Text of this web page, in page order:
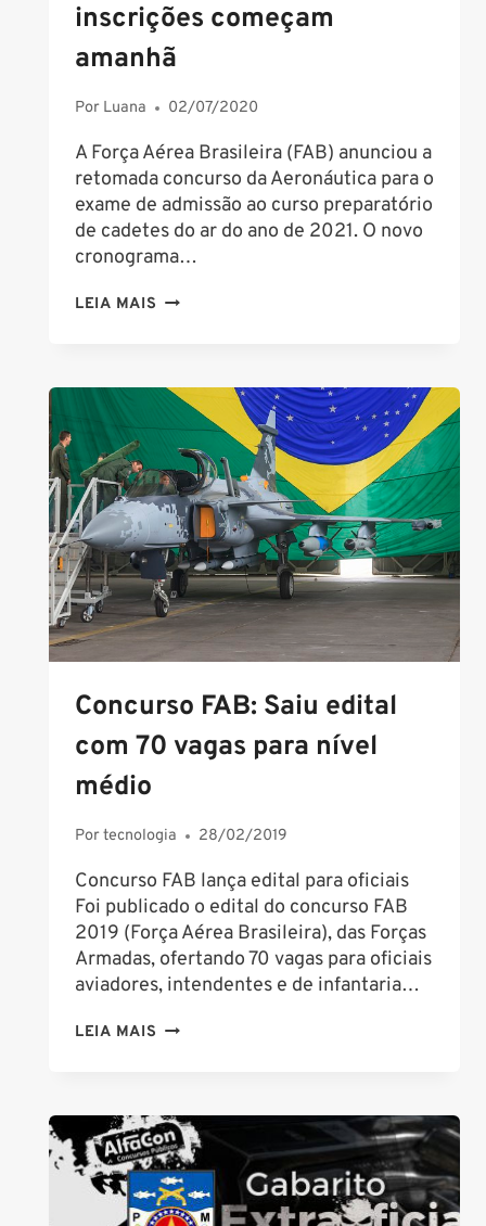
inscrições começam
amanhã
Por Luana 02/07/2020
A Força Aérea Brasileira (FAB) anunciou a
retomada concurso da Aeronáutica para o
exame de admissão ao curso preparatório
de cadetes do ar do ano de 2021. O novo
cronograma…
LEIA MAIS CONCURSO
AR
RETOMADO;
INSCRIÇÕES
COMEÇAM
AMANHÃ
Concurso FAB: Saiu edital
com 70 vagas para nível
médio
Portecnologia 28/02/2019
Concurso FAB lança edital para oficiais
Foi publicado o edital do concurso FAB
2019 (Força Aérea Brasileira), das Forças
Armadas, ofertando 70 vagas para oficiais
aviadores, intendentes e de infantaria…
LEIA MAIS CONCURSO
COM
70
VAGAS
PARA